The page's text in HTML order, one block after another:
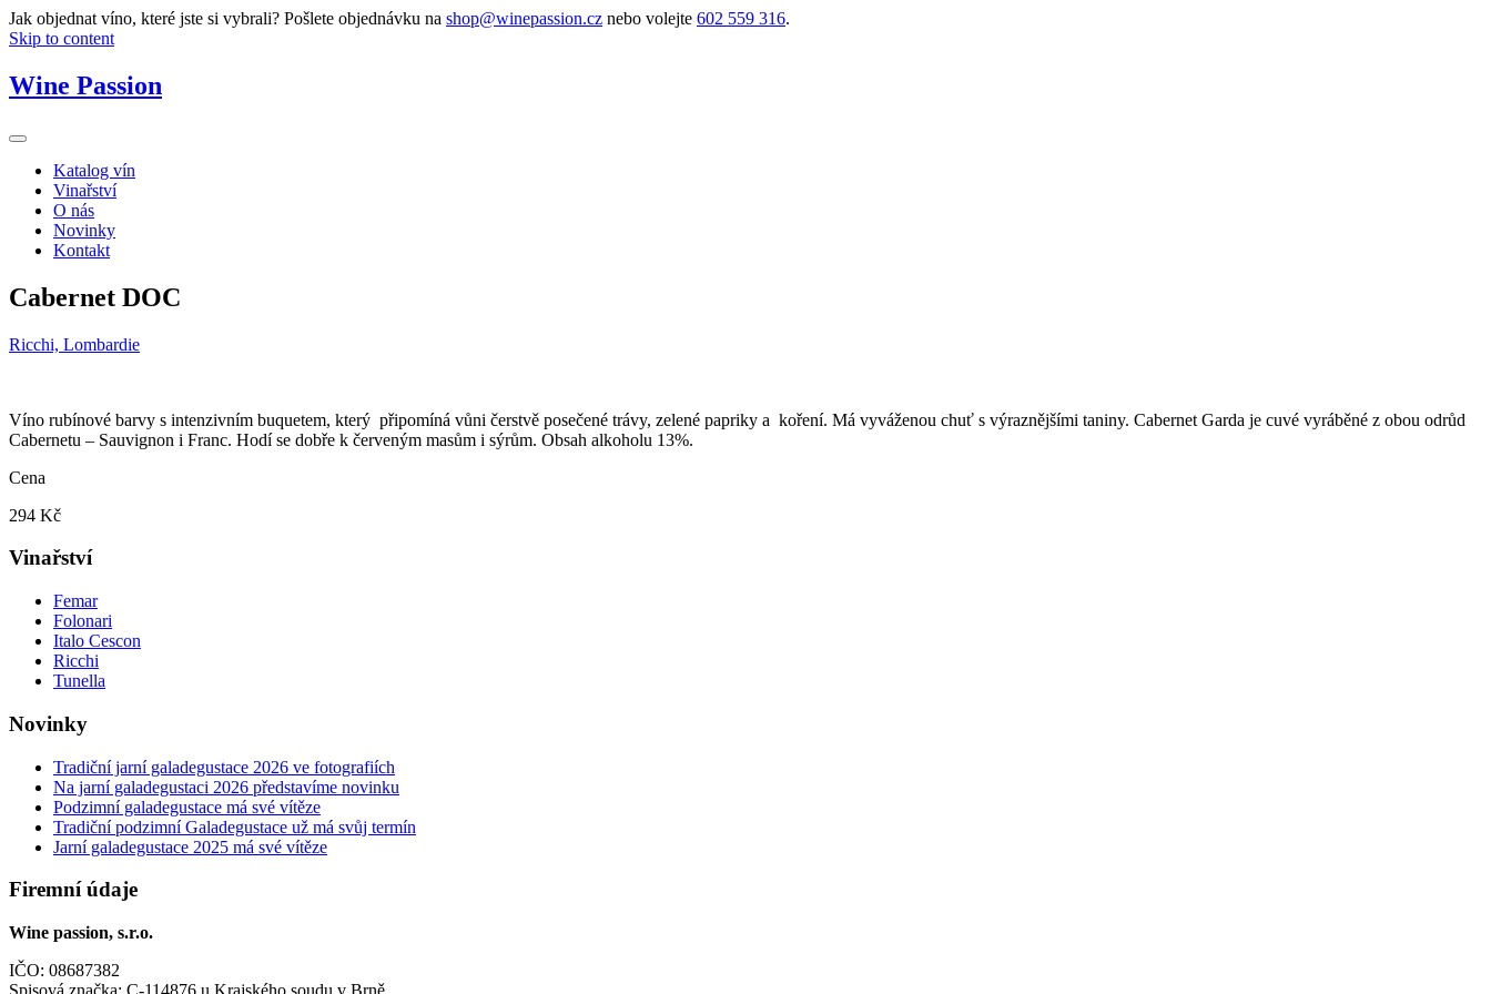
Jak objednat víno, které jste si vybrali? Pošlete objednávku na shop@winepassion.cz nebo volejte 602 559 316.
Skip to content
Wine Passion
Katalog vín
Vinařství
O nás
Novinky
Kontakt
Cabernet DOC
Ricchi, Lombardie
Víno rubínové barvy s intenzivním buquetem, který připomíná vůni čerstvě posečené trávy, zelené papriky a koření. Má vyváženou chuť s výraznějšími taniny. Cabernet Garda je cuvé vyráběné z obou odrůd
Cabernetu – Sauvignon i Franc. Hodí se dobře k červeným masům i sýrům. Obsah alkoholu 13%.
Cena
294 Kč
Vinařství
Femar
Folonari
Italo Cescon
Ricchi
Tunella
Novinky
Tradiční jarní galadegustace 2026 ve fotografiích
Na jarní galadegustaci 2026 představíme novinku
Podzimní galadegustace má své vítěze
Tradiční podzimní Galadegustace už má svůj termín
Jarní galadegustace 2025 má své vítěze
Firemní údaje
Wine passion, s.r.o.
IČO: 08687382
Spisová značka: C-114876 u Krajského soudu v Brně